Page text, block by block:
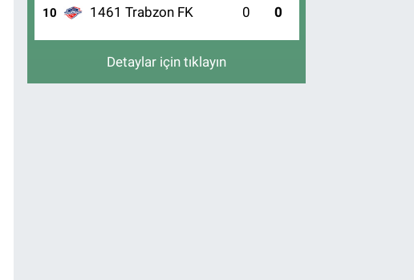
10 1461 Trabzon FK 0 0
Detaylar için tıklayın